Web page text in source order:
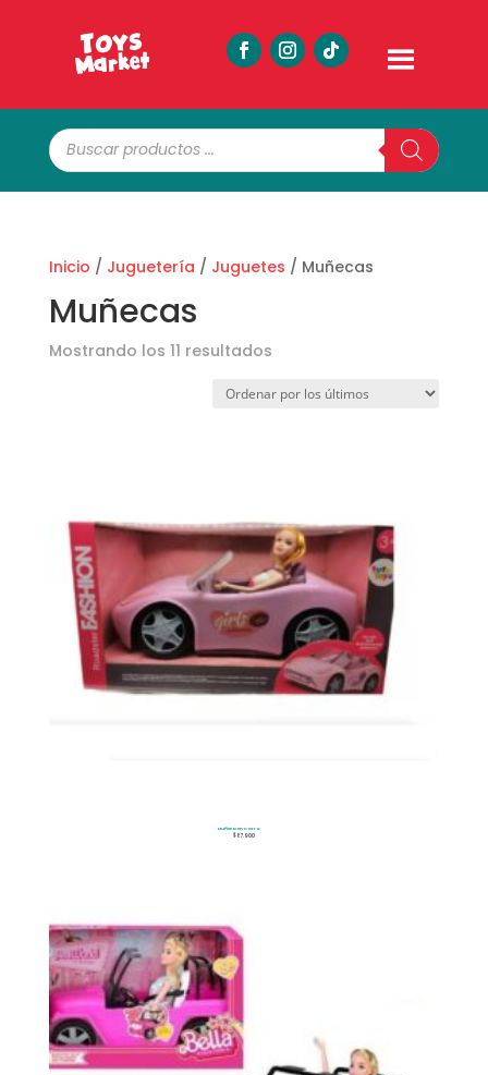
Búsqueda
de
productos
Inicio / Juguetería / Juguetes / Muñecas
Muñecas
Mostrando los 11 resultadosOrdenado
los
Muñeca en Carro
$87.900